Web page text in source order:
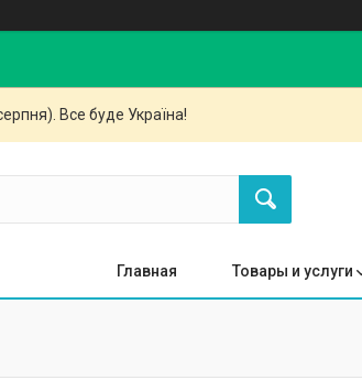
Все буде Україна!
Главная Товары и услуги